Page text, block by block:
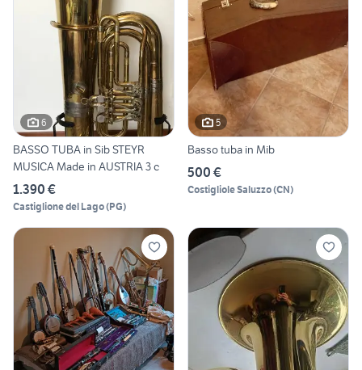
6
BASSO TUBA in Sib STEYR
MUSICA Made in AUSTRIA 3 c
1.390 €
Castiglione del Lago(PG)
5
Basso tuba in Mib
500 €
Costigliole Saluzzo(CN)